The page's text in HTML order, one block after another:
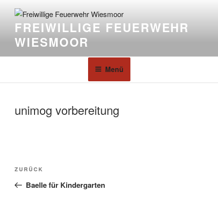
FREIWILLIGE FEUERWEHR
WIESMOOR
Menü
unimog vorbereitung
ZURÜCK
Baelle für Kindergarten